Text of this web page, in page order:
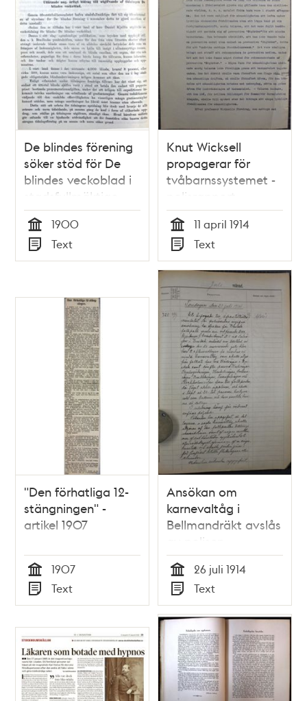
De blindes förening
söker stöd för De
blindes veckoblad i
stadsfullmäktige
1900
Tid
1900
Typ
Text
Knut Wicksell
propagerar för
tvåbarnssystemet -
polisrapport
Tid
11 april 1914
Typ
Text
"Den förhatliga 12-
stängningen" -
artikel 1907
Tid
1907
Typ
Text
Ansökan om
karnevaltåg i
Bellmandräkt avslås
av polisen –
polisrapport 1914
Tid
26 juli 1914
Typ
Text